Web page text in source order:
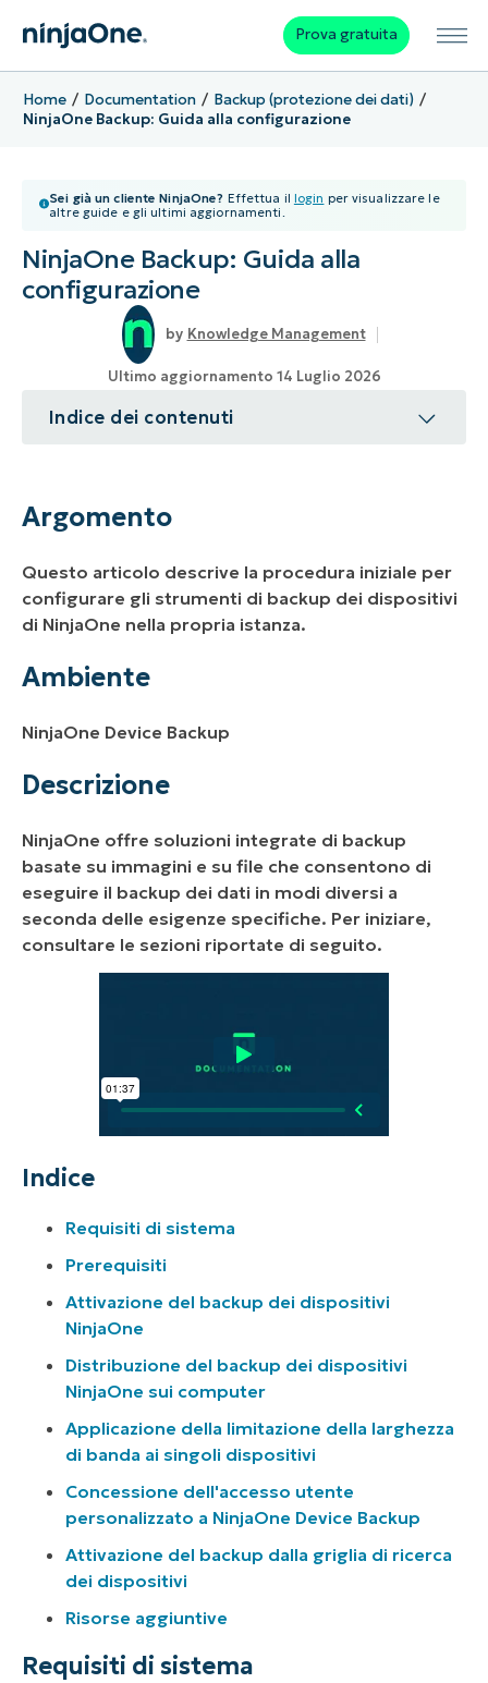
Prova gratuita
Home Documentation
Backup (protezione dei dati)
NinjaOne Backup: Guida alla configurazione
Sei già un cliente NinjaOne? Effettua il login per visualizzare le
altre guide e gli ultimi aggiornamenti.
NinjaOne Backup: Guida alla
configurazione
Knowledge Management
Ultimo aggiornamento 14 Luglio 2026
Indice dei contenuti
Ambiente
Risorse aggiuntive
Argomento
Questo articolo descrive la procedura iniziale per
configurare gli strumenti di backup dei dispositivi
di NinjaOne nella propria istanza.
Ambiente
NinjaOne Device Backup
Descrizione
NinjaOne offre soluzioni integrate di backup
basate su immagini e su file che consentono di
eseguire il backup dei dati in modi diversi a
seconda delle esigenze specifiche. Per iniziare,
consultare le sezioni riportate di seguito.
Indice
Requisiti di sistema
Prerequisiti
Attivazione del backup dei dispositivi
NinjaOne
Distribuzione del backup dei dispositivi
NinjaOne sui computer
Applicazione della limitazione della larghezza
di banda ai singoli dispositivi
Concessione dell'accesso utente
personalizzato a NinjaOne Device Backup
Attivazione del backup dalla griglia di ricerca
dei dispositivi
Risorse aggiuntive
Requisiti di sistema